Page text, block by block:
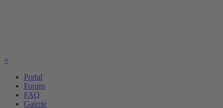
×
Portal
Forum
FAQ
Galerie